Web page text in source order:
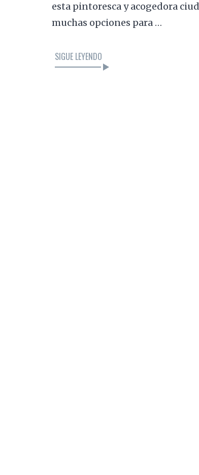
esta pintoresca y acogedora
muchas opciones para …
SIGUE LEYENDO